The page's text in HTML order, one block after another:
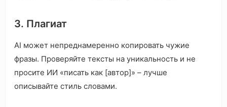
3. Плагиат
AI может непреднамеренно копировать чужие
фразы. Проверяйте тексты на уникальность и не
просите ИИ «писать как [автор]» – лучше
описывайте стиль словами.